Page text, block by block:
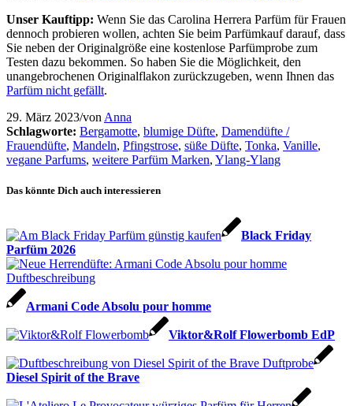
Unser Kauftipp: Wenn Sie das Carolina Herrera Parfüm für Frauen
dennoch probieren wollen, achten Sie beim Parfümkauf darauf, dass
Sie neben der Originalgröße eine kostenlose Parfümprobe zum
Testen dazu bekommen. So haben Sie die Möglichkeit, den
unangebrochenen Originalflakon zurückzugeben, wenn Ihnen das
Parfüm nicht gefällt.
29. März 2023/von Anna
Schlagworte: Bergamotte, blumige Düfte, Damendüfte /
Frauendüfte, Mandeln, Pfingstrose, süße Düfte, Tonka, Vanille,
vegane Parfums, weitere Parfüm Marken, Ylang-Ylang
Das könnte Dich auch interessieren
Black Friday
Parfüm 2026
Armani Code Absolu pour homme
Viktor&Rolf Flowerbomb EdP
Diesel Spirit of the Brave